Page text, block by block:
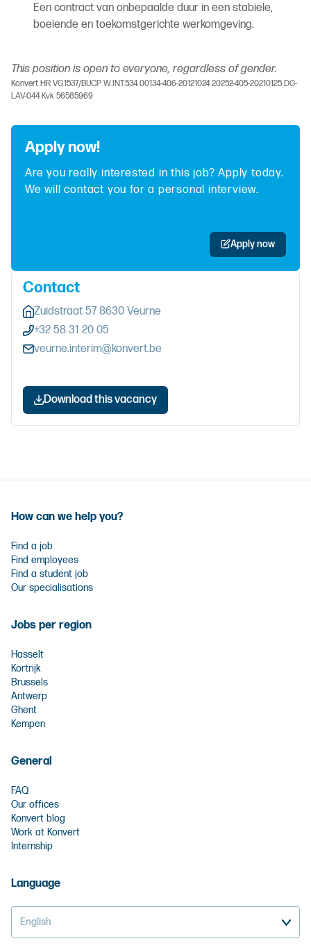
Een contract van onbepaalde duur in een stabiele,
boeiende en toekomstgerichte werkomgeving.
This position is open to everyone, regardless of gender.
Konvert HR VG.1537/BUCP W.INT.534 00134-406-20121024 20252-405-20210125 DG-
LAV-044 Kvk 56585969
Apply now!
Are you really interested in this job? Apply today.
We will contact you for a personal interview.
Apply now
Contact
Zuidstraat 57 8630 Veurne
+32 58 31 20 05
veurne.interim@konvert.be
Download this vacancy
How can we help you?
Find a job
Find employees
Find a student job
Our specialisations
Jobs per region
Hasselt
Kortrijk
Brussels
Antwerp
Ghent
Kempen
General
FAQ
Our offices
Konvert blog
Work at Konvert
Internship
Language
English